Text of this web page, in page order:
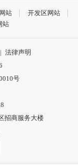
站
开发区网站
站
| 法律声明
号
招商服务大楼